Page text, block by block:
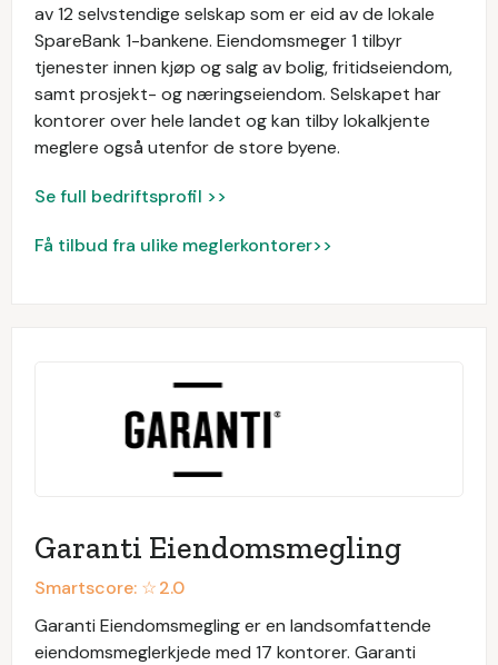
av 12 selvstendige selskap som er eid av de lokale
SpareBank 1-bankene. Eiendomsmeger 1 tilbyr
tjenester innen kjøp og salg av bolig, fritidseiendom,
samt prosjekt- og næringseiendom. Selskapet har
kontorer over hele landet og kan tilby lokalkjente
meglere også utenfor de store byene.
Se full bedriftsprofil >>
Få tilbud fra ulike meglerkontorer>>
Garanti Eiendomsmegling
Smartscore: ☆2.0
Garanti Eiendomsmegling er en landsomfattende
eiendomsmeglerkjede med 17 kontorer. Garanti